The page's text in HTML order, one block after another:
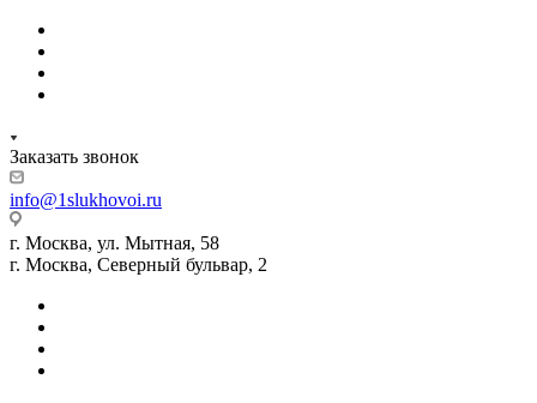
Заказать звонок
info@1slukhovoi.ru
г. Москва, ул. Мытная, 58
г. Москва, Северный бульвар, 2